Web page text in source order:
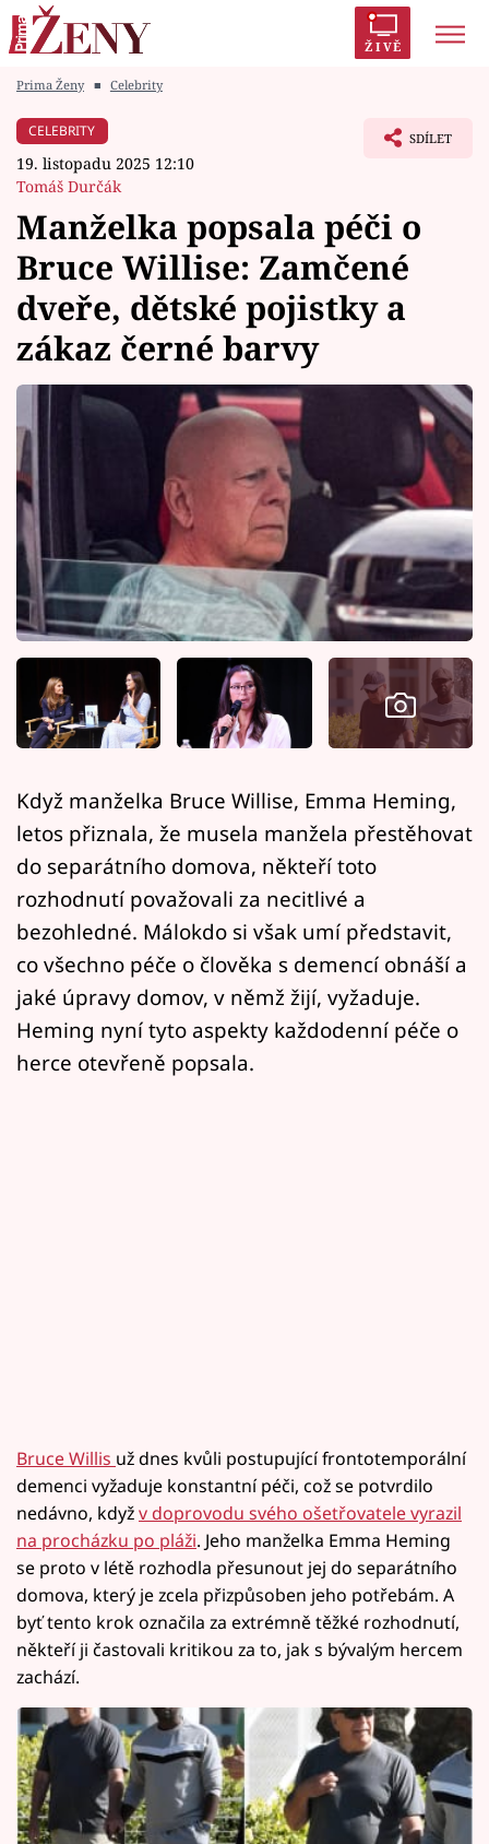
ŽIVĚ
Módní alarm
Témata
Celebrity
Vztahy
Horoskopy
Sledujte prima+
Filmový festival Karlovy Vary
Pořady
Mámy sobě
Sledujte nás
Prima Ženy ■ Celebrity
CELEBRITY
19. listopadu 2025 12:10
Tomáš Durčák
SDÍLET
Manželka popsala péči o
Bruce Willise: Zamčené
dveře, dětské pojistky a
zákaz černé barvy
Když manželka Bruce Willise, Emma Heming,
letos přiznala, že musela manžela přestěhovat
do separátního domova, někteří toto
rozhodnutí považovali za necitlivé a
bezohledné. Málokdo si však umí představit,
co všechno péče o člověka s demencí obnáší a
jaké úpravy domov, v němž žijí, vyžaduje.
Heming nyní tyto aspekty každodenní péče o
herce otevřeně popsala.
Bruce Willis už dnes kvůli postupující frontotemporální
demenci vyžaduje konstantní péči, což se potvrdilo
nedávno, kdyžv doprovodu svého ošetřovatele vyrazil
na procházku po pláži. Jeho manželka Emma Heming
se proto v létě rozhodla přesunout jej do separátního
domova, který je zcela přizpůsoben jeho potřebám. A
byť tento krok označila za extrémně těžké rozhodnutí,
někteří ji častovali kritikou za to, jak s bývalým hercem
zachází.